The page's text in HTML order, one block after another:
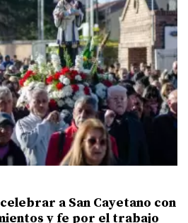
a San Cayetano con
y fe por el trabajo